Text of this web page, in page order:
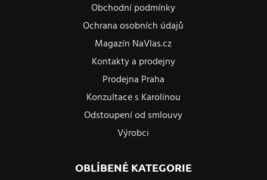
Obchodní podmínky
Ochrana osobních údajů
Magazín NaVlas.cz
Kontakty a prodejny
Prodejna Praha
Konzultace s Karolínou
Odstoupení od smlouvy
Výrobci
OBLÍBENÉ KATEGORIE